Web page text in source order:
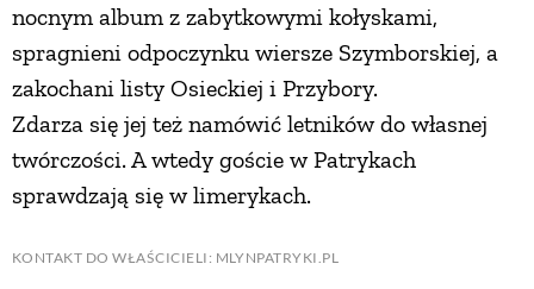
nocnym album z zabytkowymi kołyskami,
spragnieni odpoczynku wiersze Szymborskiej, a
zakochani listy Osieckiej i Przybory.
Zdarza się jej też namówić letników do własnej
twórczości. A wtedy goście w Patrykach
sprawdzają się w limerykach.
KONTAKT DO WŁAŚCICIELI: MLYNPATRYKI.PL